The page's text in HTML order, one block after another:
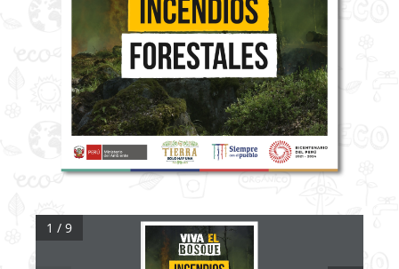
1 / 9